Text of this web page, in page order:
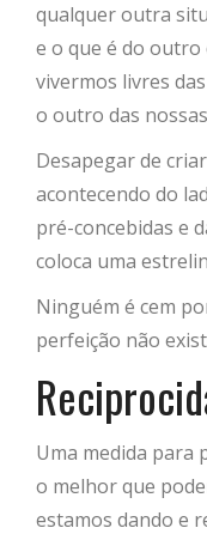
qualquer outra
e o que é do outro
vivermos livres
o outro das
Desapegar de
acontecendo do
pré-concebidas e
coloca uma
Ninguém é cem
perfeição não
Uma medida para
o melhor que
estamos dando e